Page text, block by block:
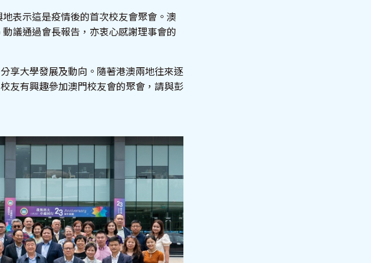
表示這是疫情後的首次校友會聚會。澳
議通過會長報告，亦衷心感謝理事會的
享大學發展及動向。隨著港澳兩地往來逐
友有興趣參加澳門校友會的聚會，請與彭